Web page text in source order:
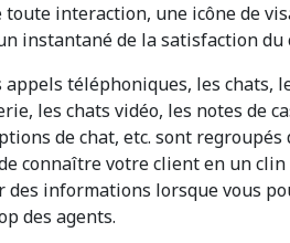
toute interaction, une icône de
instantané de la satisfaction du
appels téléphoniques, les chats,
les chats vidéo, les notes de
de chat, etc. sont
connaître votre client en un
des informations lorsque vous
des agents.